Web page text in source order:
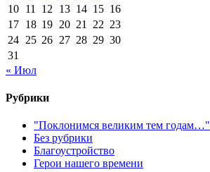
10 11 12 13 14 15 16
17 18 19 20 21 22 23
24 25 26 27 28 29 30
31
« Июл
Рубрики
"Поклонимся великим тем годам…"
Без рубрики
Благоустройство
Герои нашего времени